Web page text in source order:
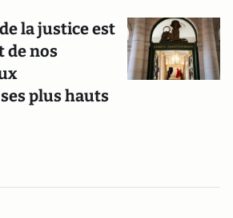
la justice est
de nos
plus hauts